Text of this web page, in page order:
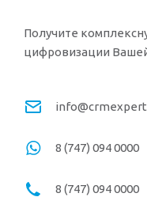
Получите
цифровизации
8 (747) 094 0000
8 (747) 094 0000